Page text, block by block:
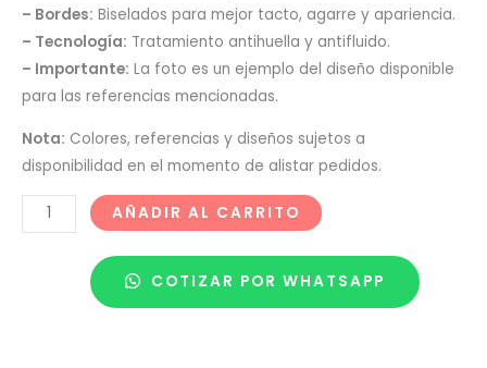
– Bordes: Biselados para mejor tacto, agarre y apariencia.
– Tecnología: Tratamiento antihuella y antifluido.
– Importante: La foto es un ejemplo del diseño disponible
para las referencias mencionadas.
Nota: Colores, referencias y diseños sujetos a
disponibilidad en el momento de alistar pedidos.
AÑADIR AL CARRITO
COTIZAR POR WHATSAPP